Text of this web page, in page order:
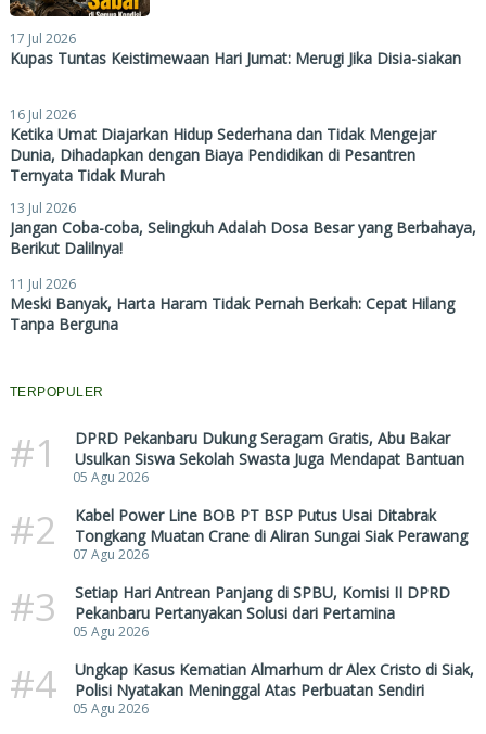
17 Jul 2026
Kupas Tuntas Keistimewaan Hari Jumat: Merugi Jika Disia-siakan
16 Jul 2026
Ketika Umat Diajarkan Hidup Sederhana dan Tidak Mengejar
Dunia, Dihadapkan dengan Biaya Pendidikan di Pesantren
Ternyata Tidak Murah
13 Jul 2026
Jangan Coba-coba, Selingkuh Adalah Dosa Besar yang Berbahaya,
Berikut Dalilnya!
11 Jul 2026
Meski Banyak, Harta Haram Tidak Pernah Berkah: Cepat Hilang
Tanpa Berguna
TERPOPULER
#1
DPRD Pekanbaru Dukung Seragam Gratis, Abu Bakar
Usulkan Siswa Sekolah Swasta Juga Mendapat Bantuan
05 Agu 2026
#2
Kabel Power Line BOB PT BSP Putus Usai Ditabrak
Tongkang Muatan Crane di Aliran Sungai Siak Perawang
07 Agu 2026
#3
Setiap Hari Antrean Panjang di SPBU, Komisi II DPRD
Pekanbaru Pertanyakan Solusi dari Pertamina
05 Agu 2026
#4
Ungkap Kasus Kematian Almarhum dr Alex Cristo di Siak,
Polisi Nyatakan Meninggal Atas Perbuatan Sendiri
05 Agu 2026